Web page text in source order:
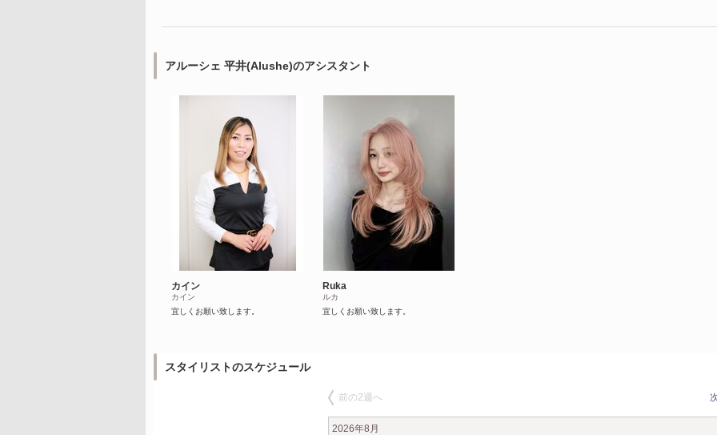
アルーシェ 平井(Alushe)のアシスタント
カイン
カイン
宜しくお願い致します。
Ruka
ルカ
宜しくお願い致します。
スタイリストのスケジュール
前の2週へ
2026年8月